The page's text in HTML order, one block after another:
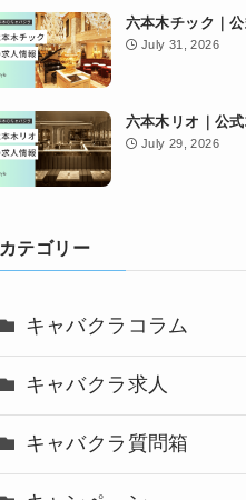
六本木チック｜
July 31, 2026
六本木リオ｜公
July 29, 2026
カテゴリー
キャバクラコラム
キャバクラ求人
キャバクラ質問箱